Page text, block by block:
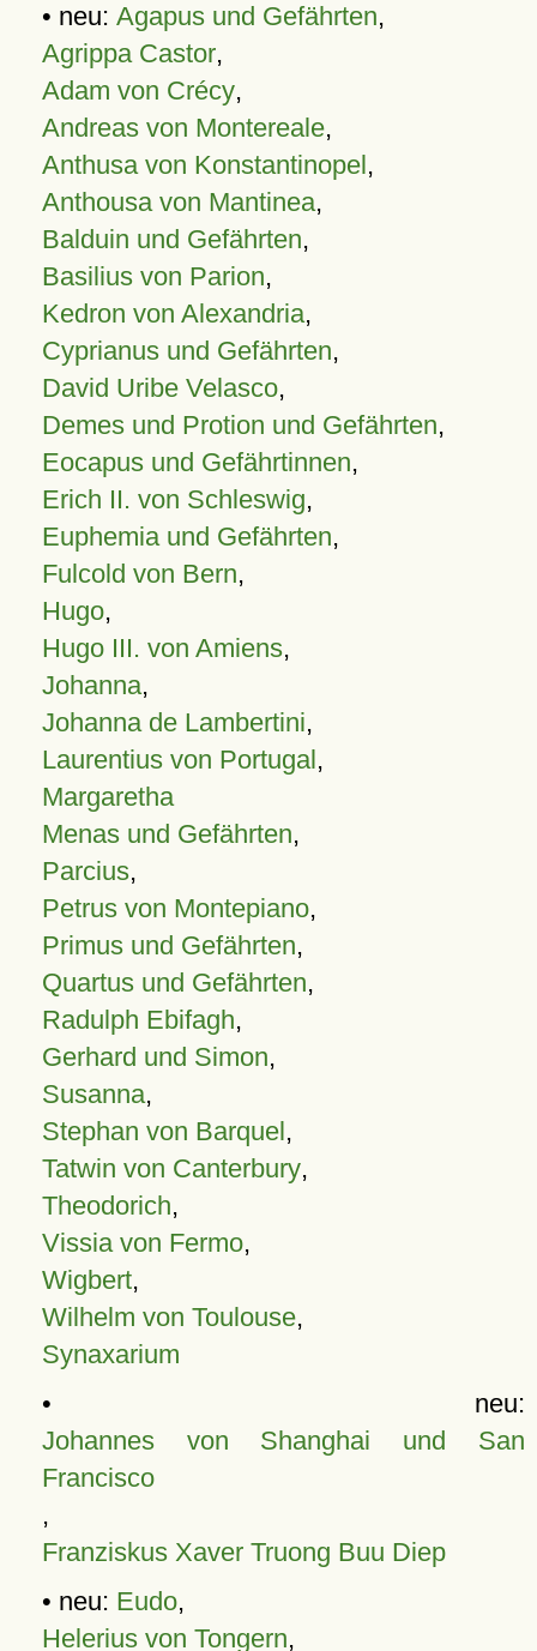
• neu: Agapus und Gefährten,
Agrippa Castor,
Adam von Crécy,
Andreas von Montereale,
Anthusa von Konstantinopel,
Anthousa von Mantinea,
Balduin und Gefährten,
Basilius von Parion,
Kedron von Alexandria,
Cyprianus und Gefährten,
David Uribe Velasco,
Demes und Protion und Gefährten,
Eocapus und Gefährtinnen,
Erich II. von Schleswig,
Euphemia und Gefährten,
Fulcold von Bern,
Hugo,
Hugo III. von Amiens,
Johanna,
Johanna de Lambertini,
Laurentius von Portugal,
Margaretha
Menas und Gefährten,
Parcius,
Petrus von Montepiano,
Primus und Gefährten,
Quartus und Gefährten,
Radulph Ebifagh,
Gerhard und Simon,
Susanna,
Stephan von Barquel,
Tatwin von Canterbury,
Theodorich,
Vissia von Fermo,
Wigbert,
Wilhelm von Toulouse,
Synaxarium
• neu:
Johannes von Shanghai und San
Francisco
,
Franziskus Xaver Truong Buu Diep
• neu: Eudo,
Helerius von Tongern,